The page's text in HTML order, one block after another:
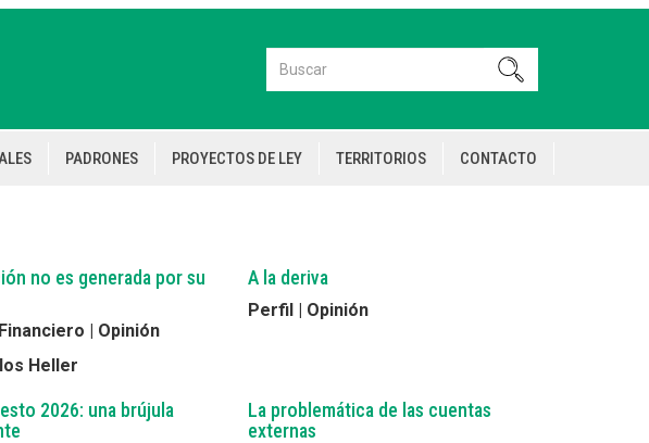
Buscar
PADRONES PROYECTOS DE LEY TERRITORIOS CONTACTO
no es generada por su
| Opinión
Heller
A la deriva
Perfil | Opinión
2026: una brújula
La problemática de las cuentas
externas